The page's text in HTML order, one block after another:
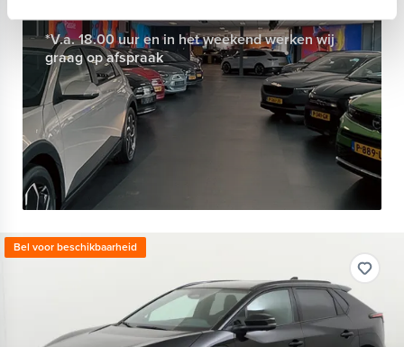
*V.a. 18.00 uur en in het weekend werken wij
graag op afspraak
Bel voor beschikbaarheid